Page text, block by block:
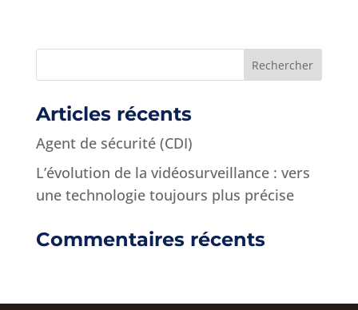
Articles récents
Agent de sécurité (CDI)
L’évolution de la vidéosurveillance : vers
une technologie toujours plus précise
Commentaires récents